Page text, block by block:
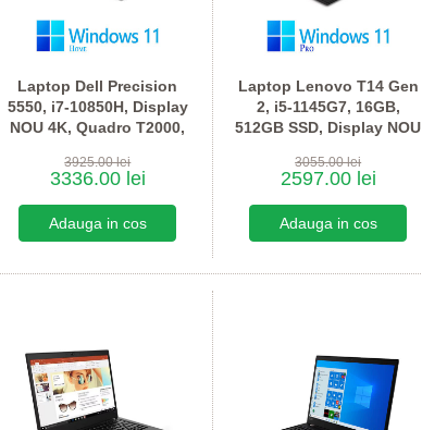
Laptop Dell Precision
5550, i7-10850H, Display
NOU 4K, Quadro T2000,
3925.00 lei
3336.00 lei
Laptop Lenovo T14 Gen
2, i5-1145G7, 16GB,
512GB SSD, Display NOU
3055.00 lei
2597.00 lei